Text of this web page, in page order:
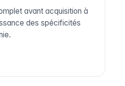
avant acquisition à
des spécificités